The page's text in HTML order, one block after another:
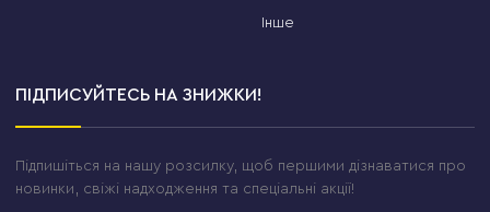
Інше
ПІДПИСУЙТЕСЬ НА ЗНИЖКИ!
Підпишіться на нашу розсилку, щоб першими дізнаватися про
новинки, свіжі надходження та спеціальні акції!